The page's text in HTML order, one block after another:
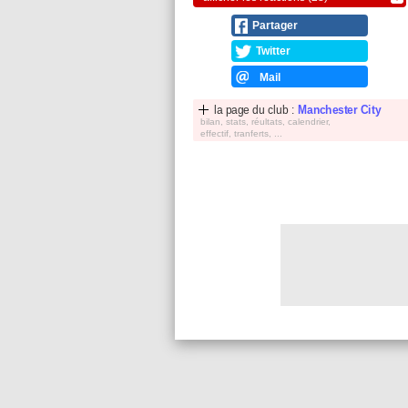
Partager
Twitter
Mail
la page du club : Manchester City
bilan, stats, réultats, calendrier,
effectif, tranferts, ...